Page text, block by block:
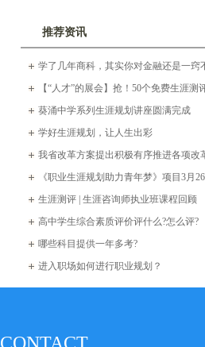
推荐资讯
学了几年商科，其实你对金融还是一窍
【“人才”的展会】抢！50个免费生涯测
葵涌中学系列生涯规划讲座圆满完成
学好生涯规划，让人生出彩
我省改革方案提出积极有序推进各项改
是什么?《职业生涯规划助力青年梦》项目3月
动 生涯测评 | 生涯咨询师执业班课程回顾
高中学生综合素质评价评什么?怎么评?
哪些科目提供一年多考?
进入职场如何进行职业规划？